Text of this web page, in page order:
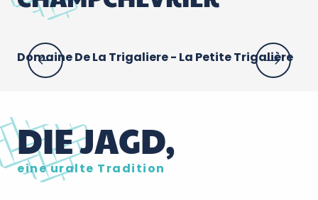
Domaine De La Trigaliere - La Petite Trigalière
DIE JAGD,
eine uralte Tradition